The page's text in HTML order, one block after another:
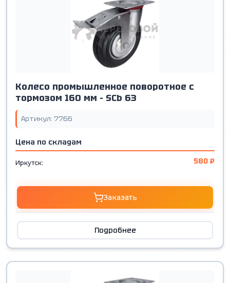
Колесо промышленное поворотное с
тормозом 160 мм - SCb 63
Артикул: 7766
Цена по складам
Иркутск: 580 ₽
Заказать
Подробнее